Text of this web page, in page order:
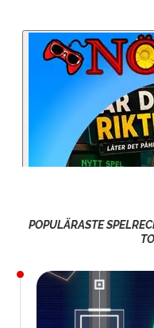
POPULÄRASTE